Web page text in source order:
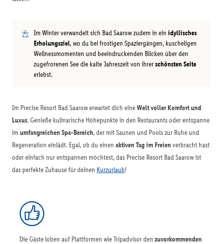
Im Winter verwandelt sich Bad Saarow zudem in ein idyllisches
Erholungsziel, wo du bei frostigen Spaziergängen, kuscheligen
Wellnessmomenten und beeindruckenden Blicken über den
zugefrorenen See die kalte Jahreszeit von ihrerschönsten Seite
erlebst.
Im Precise Resort Bad Saarow erwartet dich eineWelt voller Komfort und
Luxus. Genieße kulinarische Höhepunkte in den Restaurants oder entspanne
im umfangreichen Spa-Bereich, der mit Saunen und Pools zur Ruhe und
Regeneration einlädt. Egal, ob du einen aktiven Tag im Freienverbracht hast
oder einfach nur entspannen möchtest, das Precise Resort Bad Saarow ist
das perfekte Zuhause für deinen Kurzurlaub!
Die Gäste loben auf Plattformen wie Tripadvisor den zuvorkommenden